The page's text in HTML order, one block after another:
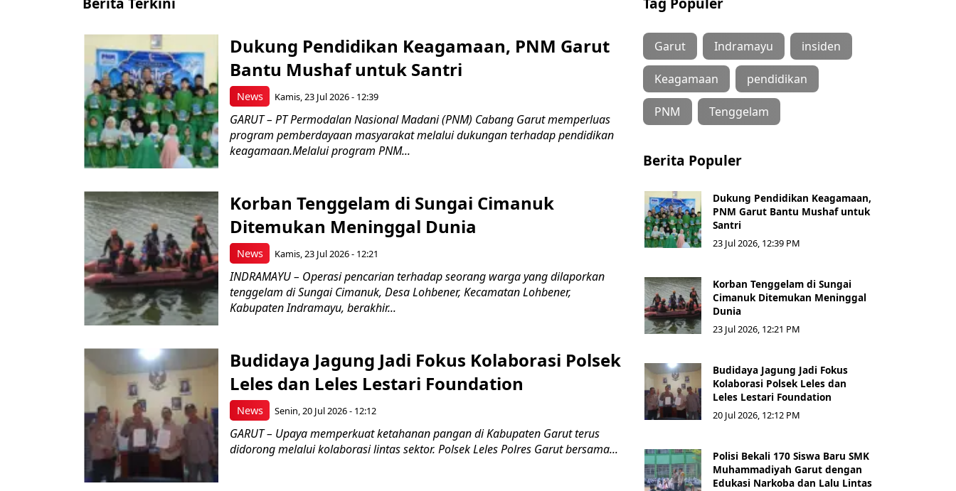
News
Dukung Pendidikan Keagamaan, PNM Garut
Bantu Mushaf untuk Santri
Kamis, 23 Jul 2026 - 12:39
GARUT – PT Permodalan Nasional Madani (PNM) Cabang Garut memperluas
program pemberdayaan masyarakat melalui dukungan terhadap pendidikan
keagamaan.Melalui program PNM...
News
Korban Tenggelam di Sungai Cimanuk
Ditemukan Meninggal Dunia
Kamis, 23 Jul 2026 - 12:21
INDRAMAYU – Operasi pencarian terhadap seorang warga yang dilaporkan
tenggelam di Sungai Cimanuk, Desa Lohbener, Kecamatan Lohbener,
Kabupaten Indramayu, berakhir...
News
Budidaya Jagung Jadi Fokus Kolaborasi Polsek
Leles dan Leles Lestari Foundation
Senin, 20 Jul 2026 - 12:12
GARUT – Upaya memperkuat ketahanan pangan di Kabupaten Garut terus
didorong melalui kolaborasi lintas sektor. Polsek Leles Polres Garut bersama...
Garut Indramayu insiden
Keagamaan pendidikan
PNM Tenggelam
Berita Populer
Dukung Pendidikan Keagamaan,
PNM Garut Bantu Mushaf untuk
Santri
23 Jul 2026, 12:39 PM
Korban Tenggelam di Sungai
Cimanuk Ditemukan Meninggal
Dunia
23 Jul 2026, 12:21 PM
Budidaya Jagung Jadi Fokus
Kolaborasi Polsek Leles dan
Leles Lestari Foundation
20 Jul 2026, 12:12 PM
Polisi Bekali 170 Siswa Baru SMK
Muhammadiyah Garut dengan
Edukasi Narkoba dan Lalu Lintas